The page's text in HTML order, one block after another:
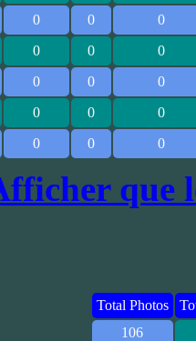
0 0
0
0 0
0
0 0
0
0 0
0
0 0 0
que
Total Photos
106